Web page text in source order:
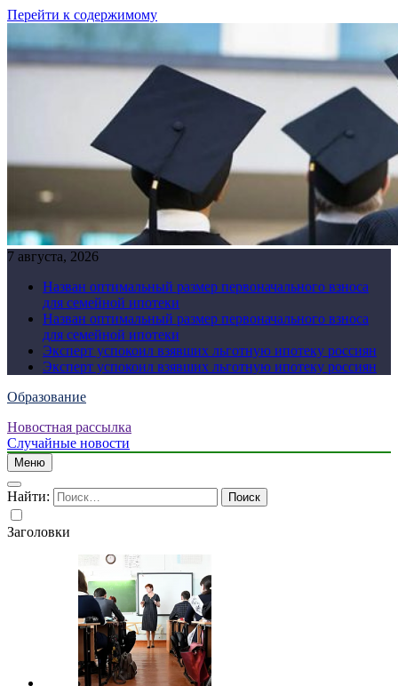
Перейти к содержимому
7 августа, 2026
Назван оптимальный размер первоначального взноса
для семейной ипотеки
Назван оптимальный размер первоначального взноса
для семейной ипотеки
Эксперт успокоил взявших льготную ипотеку россиян
Эксперт успокоил взявших льготную ипотеку россиян
Образование
Новостная рассылка
Случайные новости
Меню
Найти:
Заголовки